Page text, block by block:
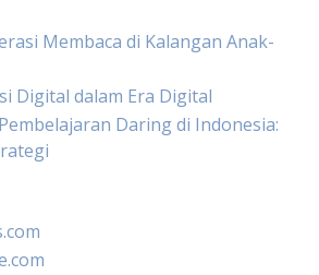
Membaca di Kalangan Anak-
Digital dalam Era Digital
Daring di Indonesia: